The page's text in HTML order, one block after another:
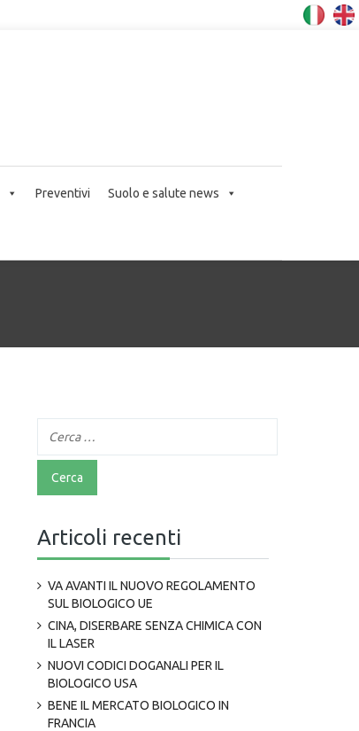
Preventivi Suolo e salute news
Articoli recenti
VA AVANTI IL NUOVO REGOLAMENTO
SUL BIOLOGICO UE
CINA, DISERBARE SENZA CHIMICA CON
IL LASER
NUOVI CODICI DOGANALI PER IL
BIOLOGICO USA
BENE IL MERCATO BIOLOGICO IN
FRANCIA